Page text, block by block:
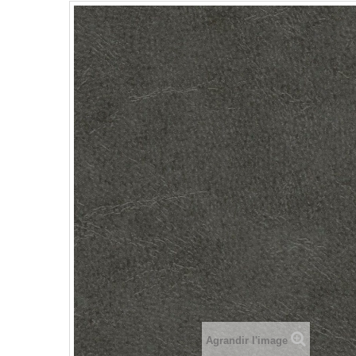
Agrandir l'image